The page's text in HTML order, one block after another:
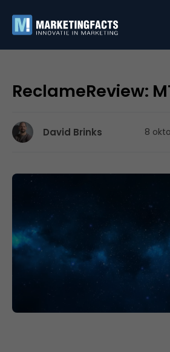
ReclameReview:
David Brinks 8